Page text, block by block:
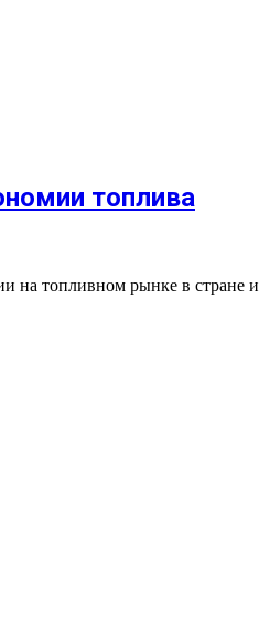
топлива
на топливном рынке в стране и